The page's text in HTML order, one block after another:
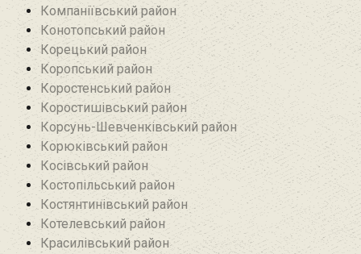
Компаніївський район
Конотопський район
Корецький район
Коропський район
Коростенський район
Коростишівський район‎
Корсунь-Шевченківський район
Корюківський район
Косівський район
Костопільський район
Костянтинівський район‎
Котелевський район
Красилівський район